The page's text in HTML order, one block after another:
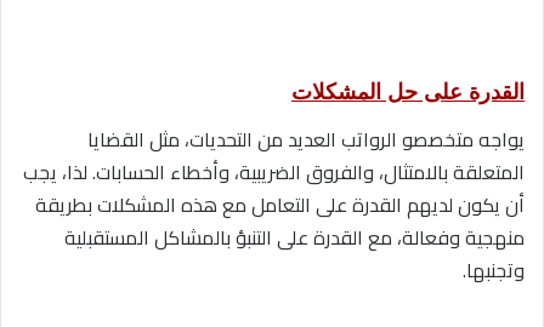
القدرة على حل المشكلات
يواجه متخصصو الرواتب العديد من التحديات، مثل القضايا
المتعلقة بالامتثال، والفروق الضريبية، وأخطاء الحسابات. لذا، يجب
أن يكون لديهم القدرة على التعامل مع هذه المشكلات بطريقة
منهجية وفعالة، مع القدرة على التنبؤ بالمشاكل المستقبلية
وتجنبها.